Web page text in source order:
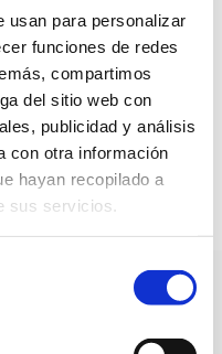
usan para personalizar
funciones de redes
compartimos
del sitio web con
publicidad y análisis
con otra información
hayan recopilado a
sus servicios.
de una aplicación
IP específica,
suben directamente
del propio
Domótica